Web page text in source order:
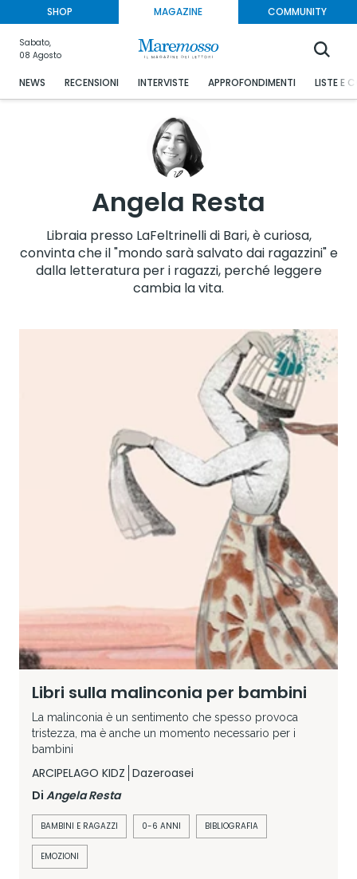
SHOP MAGAZINE COMMUNITY
Sabato,
08 Agosto
NEWS RECENSIONI INTERVISTE APPROFONDIMENTI LISTE E
Angela Resta
Libraia presso LaFeltrinelli di Bari, è curiosa,
convinta che il "mondo sarà salvato dai ragazzini" e
dalla letteratura per i ragazzi, perché leggere
cambia la vita.
Libri sulla malinconia per bambini
La malinconia è un sentimento che spesso provoca
tristezza, ma è anche un momento necessario per i
bambini
ARCIPELAGO KIDZ Dazeroasei
Di Angela Resta
BAMBINI E RAGAZZI 0-6 ANNI BIBLIOGRAFIA
EMOZIONI